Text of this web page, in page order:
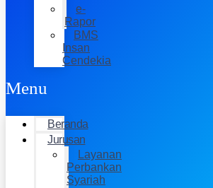
e-
Rapor
BMS
Insan
Cendekia
Menu
Beranda
Jurusan
Layanan
Perbankan
Syariah